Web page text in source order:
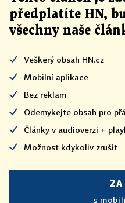
předplatíte HN,
všechny naše
Veškerý obsah HN.cz
Mobilní aplikace
Bez reklam
Odemykejte obsah pro
Články v audioverzi +
Možnost kdykoliv zrušit
ZA
s